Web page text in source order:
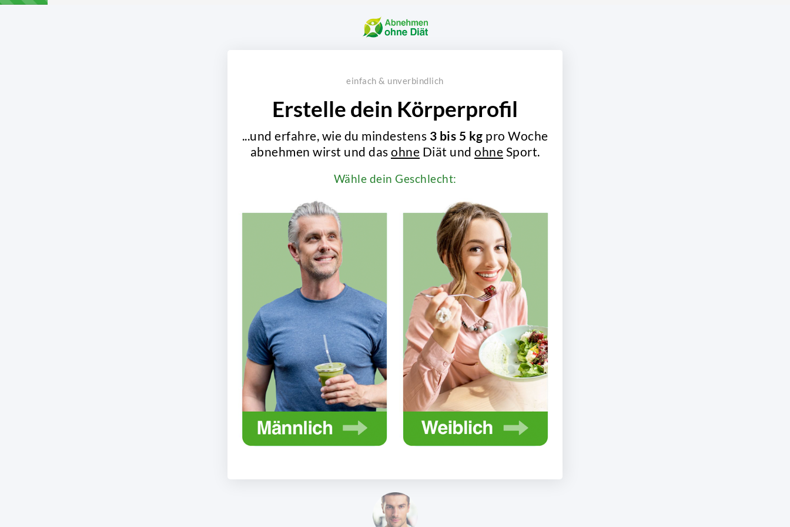
einfach & unverbindlich
Erstelle dein Körperprofil
...und erfahre, wie du mindestens 3 bis 5 kg pro Woche
abnehmen wirst und das ohne Diät und ohne Sport.
Wähle dein Geschlecht: